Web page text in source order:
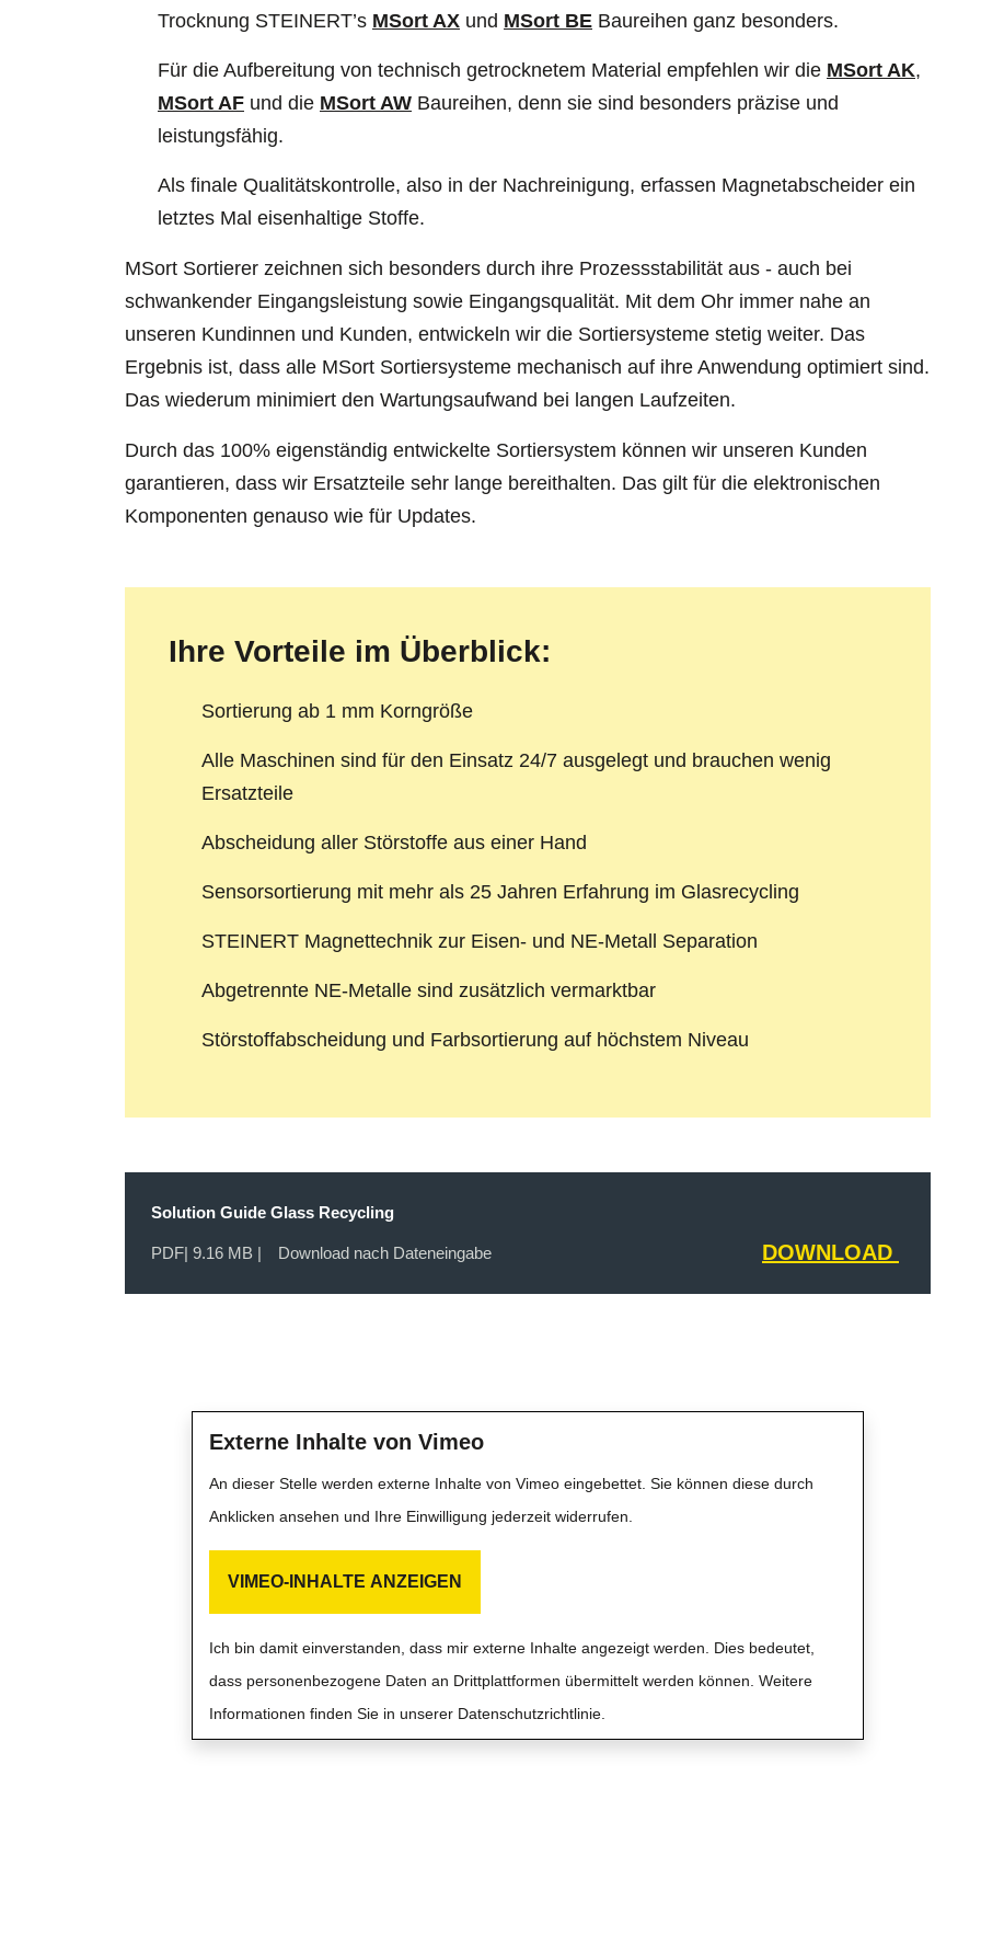
Trocknung STEINERT’s MSort AX und MSort BE Baureihen ganz besonders.
Für die Aufbereitung von technisch getrocknetem Material empfehlen wir die MSort AK,
MSort AF und die MSort AW Baureihen, denn sie sind besonders präzise und
leistungsfähig.
Als finale Qualitätskontrolle, also in der Nachreinigung, erfassen Magnetabscheider ein
letztes Mal eisenhaltige Stoffe.
MSort Sortierer zeichnen sich besonders durch ihre Prozessstabilität aus - auch bei
schwankender Eingangsleistung sowie Eingangsqualität. Mit dem Ohr immer nahe an
unseren Kundinnen und Kunden, entwickeln wir die Sortiersysteme stetig weiter. Das
Ergebnis ist, dass alle MSort Sortiersysteme mechanisch auf ihre Anwendung optimiert sind.
Das wiederum minimiert den Wartungsaufwand bei langen Laufzeiten.
Durch das 100% eigenständig entwickelte Sortiersystem können wir unseren Kunden
garantieren, dass wir Ersatzteile sehr lange bereithalten. Das gilt für die elektronischen
Komponenten genauso wie für Updates.
Ihre Vorteile im Überblick:
Sortierung ab 1 mm Korngröße
Alle Maschinen sind für den Einsatz 24/7 ausgelegt und brauchen wenig
Ersatzteile
Abscheidung aller Störstoffe aus einer Hand
Sensorsortierung mit mehr als 25 Jahren Erfahrung im Glasrecycling
STEINERT Magnettechnik zur Eisen- und NE-Metall Separation
Abgetrennte NE-Metalle sind zusätzlich vermarktbar
Störstoffabscheidung und Farbsortierung auf höchstem Niveau
Solution Guide Glass Recycling
PDF| 9.16 MB | Download nach Dateneingabe DOWNLOAD
Externe Inhalte von Vimeo
An dieser Stelle werden externe Inhalte von Vimeo eingebettet. Sie können diese durch
Anklicken ansehen und Ihre Einwilligung jederzeit widerrufen.
VIMEO-INHALTE ANZEIGEN
Ich bin damit einverstanden, dass mir externe Inhalte angezeigt werden. Dies bedeutet,
dass personenbezogene Daten an Drittplattformen übermittelt werden können. Weitere
Informationen finden Sie in unserer Datenschutzrichtlinie.